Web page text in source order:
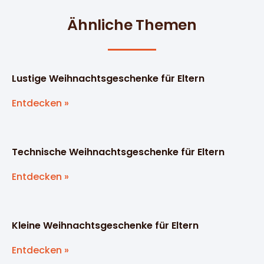
Ähnliche Themen
Lustige Weihnachtsgeschenke für Eltern
Entdecken »
Technische Weihnachtsgeschenke für Eltern
Entdecken »
Kleine Weihnachtsgeschenke für Eltern
Entdecken »